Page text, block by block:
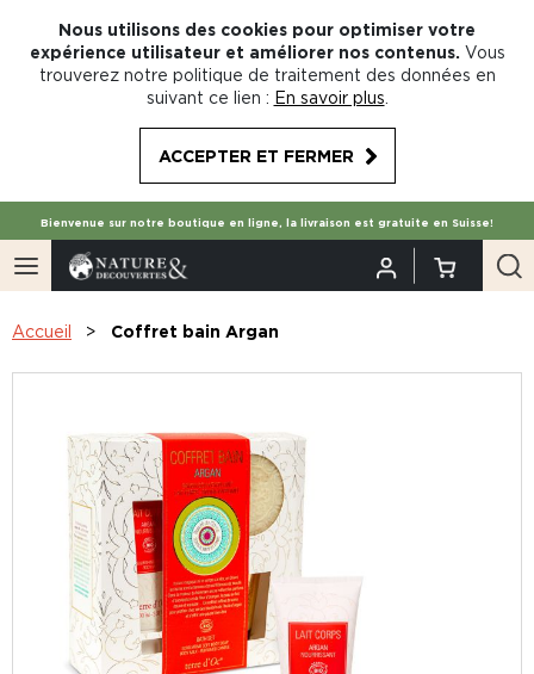
Nous utilisons des cookies pour optimiser votre
expérience utilisateur et améliorer nos contenus. Vous
trouverez notre politique de traitement des données en
suivant ce lien : En savoir plus
ACCEPTER ET FERMER
Bienvenue sur notre boutique en ligne, la livraison est gratuite en Suisse!
Accueil Coffret bain Argan